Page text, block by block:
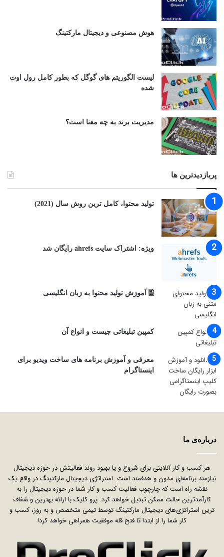
هوش مصنوعی و دیجیتال مارکتینگ
لیست الگوریتم های گوگل که بطور کامل رول اوت
شده
مدیریت برند به چه معنا است؟
پربازدیدترین ها
توليد محتوا، کامل ترین روش سال (2021)
ویژه: اشتراک سایت ahrefs رایگان شد
🖺 آموزش تولید محتوا به زبان انگلیسی
کمپین تبلیغاتی چیست و انواع آن
معرفی و آموزش برنامه های ساخت ویدیو برای
اینستاگرام
درباره‌ی ما
هر کسب و کار آنلاینی برای شروع و یا بهبود روند فعالیتش در حوزه دیجیتال
نیازمند برنامه‌ای مدون و هدفمند است. استراتژی دیجیتال مارکتینگ در واقع یک
نقشه راه است که چارچوب فعالیت کسب و کار شما در حوزه دیجیتال را به
کارآمدترین حالت ممکن تبدیل خواهد کرد. پرو کلیک با ارائه بهترین و شفاف
ترین استراتژی‌های دیجیتال مارکتینگ توسط تیمی متخصص و به روز، کسب و
کار شما را از ابتدا تا فتح قله موفقیت همراهی خواهد کرد!